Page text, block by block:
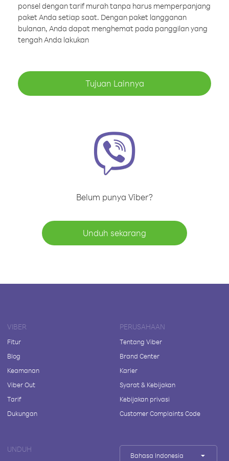
ponsel dengan tarif murah tanpa harus memperpanjang
paket Anda setiap saat. Dengan paket langganan
bulanan, Anda dapat menghemat pada panggilan yang
tengah Anda lakukan
Tujuan Lainnya
Belum punya Viber?
Unduh sekarang
VIBER
Fitur
Blog
Keamanan
Viber Out
Tarif
Dukungan
PERUSAHAAN
Tentang Viber
Brand Center
Karier
Syarat & Kebijakan
Kebijakan privasi
Customer Complaints Code
UNDUH
Bahasa Indonesia